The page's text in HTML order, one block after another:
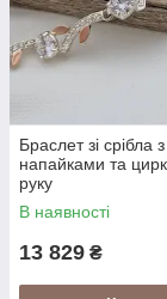
Браслет зі срібла
напайками та
руку
В наявності
13 829 ₴